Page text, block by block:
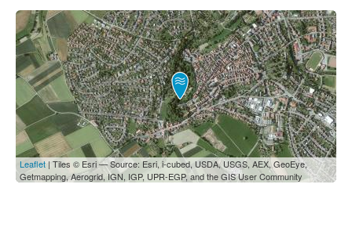
Leaflet| Tiles © Esri — Source: Esri, i-cubed, USDA, USGS, AEX, GeoEye,
Getmapping, Aerogrid, IGN, IGP, UPR-EGP, and the GIS User Community